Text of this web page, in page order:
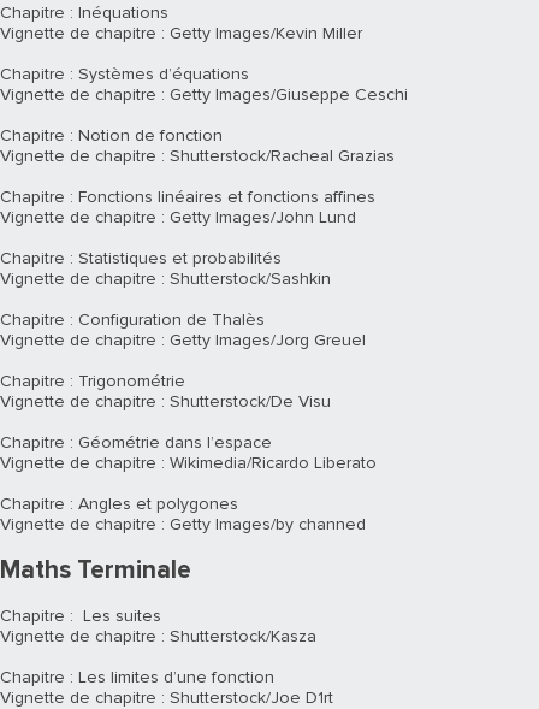
Chapitre : Inéquations
Vignette de chapitre : Getty Images/Kevin Miller
Chapitre : Systèmes d’équations
Vignette de chapitre : Getty Images/Giuseppe Ceschi
Chapitre : Notion de fonction
Vignette de chapitre : Shutterstock/Racheal Grazias
Chapitre : Fonctions linéaires et fonctions affines
Vignette de chapitre : Getty Images/John Lund
Chapitre : Statistiques et probabilités
Vignette de chapitre : Shutterstock/Sashkin
Chapitre : Configuration de Thalès
Vignette de chapitre : Getty Images/Jorg Greuel
Chapitre : Trigonométrie
Vignette de chapitre : Shutterstock/De Visu
Chapitre : Géométrie dans l’espace
Vignette de chapitre : Wikimedia/Ricardo Liberato
Chapitre : Angles et polygones
Vignette de chapitre : Getty Images/by channed
Maths Terminale
Chapitre : Les suites
Vignette de chapitre : Shutterstock/Kasza
Chapitre : Les limites d’une fonction
Vignette de chapitre : Shutterstock/Joe D1rt